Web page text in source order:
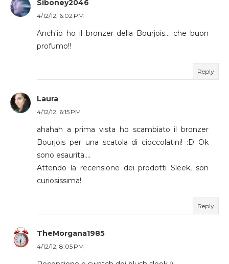
Siboney2046
4/12/12, 6:02 PM
Anch'io ho il bronzer della Bourjois... che buon
profumo!!
Reply
Laura
4/12/12, 6:15 PM
ahahah a prima vista ho scambiato il bronzer
Bourjois per una scatola di cioccolatini! :D Ok
sono esaurita....
Attendo la recensione dei prodotti Sleek, son
curiosissima!
Reply
TheMorgana1985
4/12/12, 8:05 PM